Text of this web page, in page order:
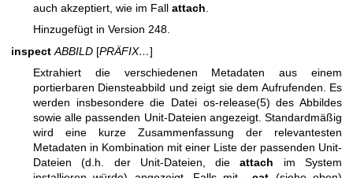
auch akzeptiert, wie im Fall attach
Hinzugefügt in Version 248.
inspect ABBILD [PRÄFIX…]
Extrahiert die verschiedenen Metadaten aus einem
portierbaren Diensteabbild und zeigt sie dem Aufrufenden. Es
werden insbesondere die Datei os-release(5) des Abbildes
sowie alle passenden Unit-Dateien angezeigt. Standardmäßig
wird eine kurze Zusammenfassung der relevantesten
Metadaten in Kombination mit einer Liste der passenden Unit-
Dateien (d.h. der Unit-Dateien, dieattach im System